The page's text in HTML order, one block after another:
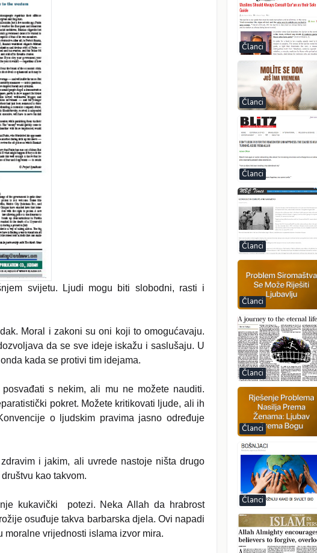
svijetu. Ljudi mogu biti slobodni, rasti i
Moral i zakoni su oni koji to omogućavaju.
da se sve ideje iskažu i saslušaju. U
kada se protivi tim idejama.
s nekim, ali mu ne možete nauditi.
pokret. Možete kritikovati ljude, ali ih
o ljudskim pravima jasno određuje
i jakim, ali uvrede nastoje ništa drugo
kao takvom.
kukavički potezi. Neka Allah da hrabrost
osuđuje takva barbarska djela. Ovi napadi
vrijednosti islama izvor mira.
Članci
Članci
Članci
Članci
Članci
Članci
Članci
Članci